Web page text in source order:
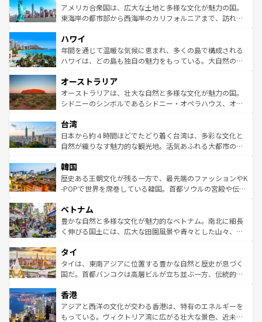
博物館もあり、アルプス観光だけでなく町歩きも満喫する
ことができる。国民の所得が高いため物価も高いが、旅行
ば市内交通費無料で観光を楽しむこともできる。 なお、新
着のスイス情報はコンテンツ一覧 を参照してほしい。
アメリカ合衆国は、広大な土地と多様な文化が魅力の国。
東海岸の都市部から西海岸のカリフォルニアまで、訪れる
のような巨大都市は、観光、ショッピング、エンターテイ
ンメントが詰まった刺激的なスポットだ。一方、アメリカ
西部には大自然が広がり、グランドキャニオンやイエロー
部のニューオーリンズでは、音楽と美食が融合した独特の
文化が魅力。旅行者はアメリカの各地域で異なる魅力を楽
しみながら、その多様性と豊かな歴史を感じることができ
ならではの贅沢な旅のスタイルだ。 なお、新着のアメリカ
情報はコンテンツ一覧を参照してほしい。
ハワイ
年間を通じて温暖な気候に恵まれ、多くの島で構成される
ハワイは、どの島も独自の魅力をもっている。大自然の神
ワイ島は見逃せない。また、定番の観光地といえばオアフ
島だが、静かな自然を求めるならマウイ島やカウアイ島が
おすすめ。エメラルドグリーンに輝く海をはじめ、豊かな
れるおもてなしの心で訪れる人々を迎えてくれるハワイの
人々、おいしいローカルフードやハワイアンミュージッ
ク、伝統的なフラダンスなど、すべてがハワイの魅力を彩
ワイを、存分に味わってほしい。 なお、新着のハワイ情報
はコンテンツ一覧を参照してほしい。
オーストラリア
オーストラリアは、壮大な自然と多様な文化が魅力の国。
シドニーのシンボルであるシドニー・オペラハウス、オー
リアリーフや大陸中央部にそびえるウルル（エアーズロッ
ク）、タスマニアの美しい原生林やケアンズの熱帯雨林な
ど、見どころがたくさん。また、カフェやワイン、オージ
いる。アクティビティも充実しており、サーフィンやダイ
ビング、ハイキングなど、アウトドア好きにはたまらな
い。オーストラリアの多彩な魅力を存分に味わいつくそ
参照してほしい。
台湾
日本から約４時間ほどでたどり着く台湾は、多彩な文化と
自然が織りなす魅力的な観光地。活気あふれる大都市の台
ン）、静ひつな山岳地帯である台湾東部など、都市の喧騒
と山間の静けさが共存しており、訪れる人に新しい発見と
驚きをもたらしてくれる。また、奥深い台湾の食文化も魅
容にもいいと評判のスイーツなど、バラエティ豊かな料理
が味わえる。 なお、新着の台湾情報は コンテンツ一覧を参
照してほしい。
韓国
歴史ある王朝文化が残る一方で、最先端のファッションやK
-POPで世界を席巻している韓国。首都ソウルの宮殿や伝統
き、地方に足を延ばせば四季折々の自然美を楽しむことが
できる。そして、キムチや焼肉、絶品のストリートフード
まで、さまざまな韓国料理が待っている。夜には、韓国な
リティに包まれながら、韓国の多彩な魅力を心ゆくまで味
わってみてほしい。 なお、新着の韓国情報はコンテンツ一
覧を参照してほしい。
ベトナム
豊かな自然と多様な文化が魅力的なベトナム。南北に細長
く伸びる国土には、広大な田園風景や青々とした山々、世
急速な発展と共に伝統が息づく。ハノイの古い町並みやホ
ーチミン市のフランス統治時代の建物も、独特の雰囲気を
醸し出している。また、バラエティの豊かさとおいしさで
とつ。フォーやバインミー、ベトナムコーヒーなどは、ぜ
ひ現地で味わいたい。どの地域を訪れてもあたたかい人々
が旅行者を迎えてくれるので、きっと忘れられない旅にな
タイ
タイは、東南アジアに位置する豊かな自然と歴史が息づく
国だ。首都バンコクは高層ビルが立ち並ぶ一方、伝統的な
の活気が交差している。北部ではチェンマイなどの山岳地
帯で自然と触れ合い、南部ではプーケットやクラビの美し
いビーチでリゾート気分を楽しむことができる。タイ料理
香港
アジアと西洋の文化が交わる香港は、特有のエネルギーを
もっている。ヴィクトリア湾に広がる壮大な景色、近未来